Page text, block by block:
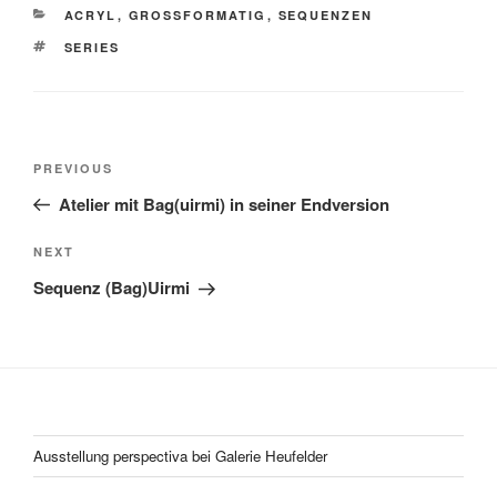
CATEGORIES
ACRYL , GROSSFORMATIG , SEQUENZEN
TAGS
SERIES
Previous
Post
PREVIOUS
Atelier mit Bag(uirmi) in seiner Endversion
Next
Post
NEXT
Sequenz (Bag)Uirmi
Ausstellung perspectiva bei Galerie Heufelder